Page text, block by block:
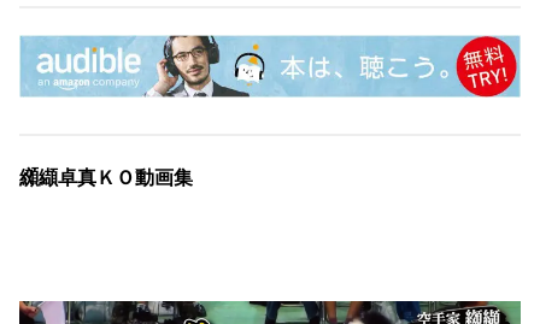
纐纈卓真ＫＯ動画集